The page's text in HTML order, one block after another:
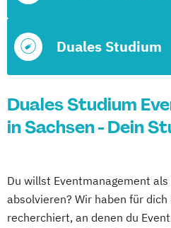
Duales Studium
Duales Studium
in Sachsen - Dein
Du willst Eventmanagement
absolvieren? Wir haben für
recherchiert, an denen du